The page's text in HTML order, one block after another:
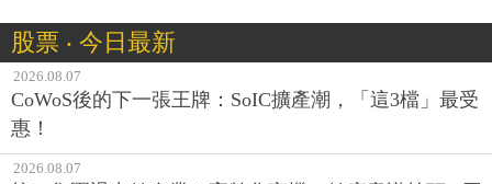
股票 ‧ 今日最新
2026.08.07
CoWoS後的下一張王牌：SoIC擴產潮，「這3檔」最受
惠！
2026.08.07